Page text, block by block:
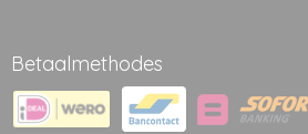
Betaalmethodes